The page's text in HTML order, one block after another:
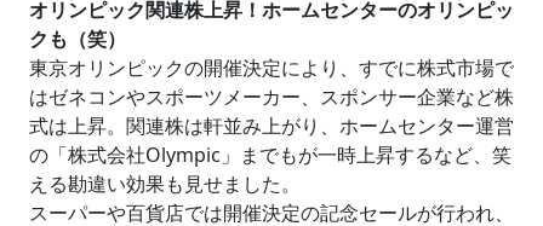
オリンピック関連株上昇！ホームセンターのオリンピッ
クも（笑）
東京オリンピックの開催決定により、すでに株式市場で
はゼネコンやスポーツメーカー、スポンサー企業など株
式は上昇。関連株は軒並み上がり、ホームセンター運営
の「株式会社Olympic」までもが一時上昇するなど、笑
える勘違い効果も見せました。
スーパーや百貨店では開催決定の記念セールが行われ、